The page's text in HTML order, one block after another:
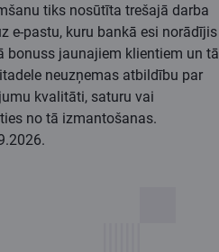
tiks nosūtīta trešajā darba
e-pastu, kuru bankā esi norādījis
bonuss jaunajiem klientiem un tā
neuzņemas atbildību par
kvalitāti, saturu vai
no tā izmantošanas.